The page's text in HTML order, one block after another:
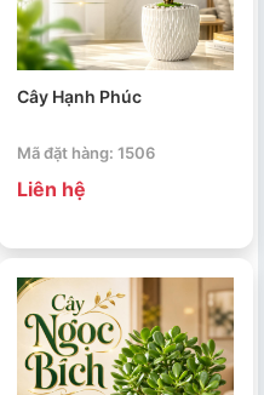
Cây Hạnh Phúc
Mã đặt hàng: 1506
Liên hệ